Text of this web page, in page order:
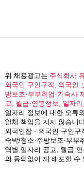
위 채용광고는 주식회사
외국인 구인구직, 외국인
방보조·부부취업·기숙사
고, 월급·연봉정보, 일자
일자리 정보에 대한 오류
일체 책임을 지지 않습니
외국인잡 - 외국인 구인구
숙박/청소·주방보조·부부
역별 일자리 공고, 월급·
의 동의없이 재 배포할 수